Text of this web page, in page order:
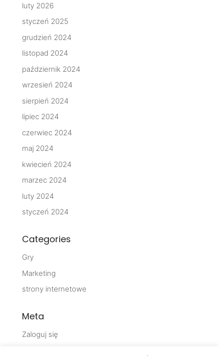
luty 2026
styczeń 2025
grudzień 2024
listopad 2024
październik 2024
wrzesień 2024
sierpień 2024
lipiec 2024
czerwiec 2024
maj 2024
kwiecień 2024
marzec 2024
luty 2024
styczeń 2024
Categories
Gry
Marketing
strony internetowe
Meta
Zaloguj się